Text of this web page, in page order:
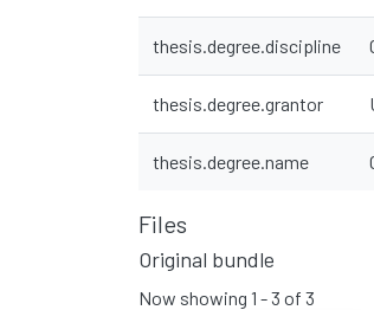
thesis.degree.discipline
thesis.degree.grantor
thesis.degree.name
Files
Original bundle
Now showing 1 - 3 of 3